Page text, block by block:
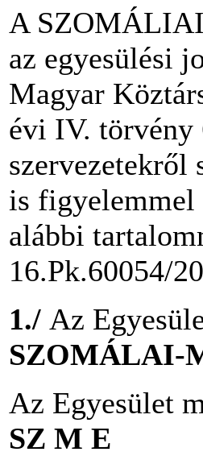
A
az egyesülési
Magyar
évi IV. törvény
szervezetekről
is figyelemmel
alábbi
16.Pk.60054/
1./ Az
SZOMÁLAI-
Az Egyesület
SZ M E